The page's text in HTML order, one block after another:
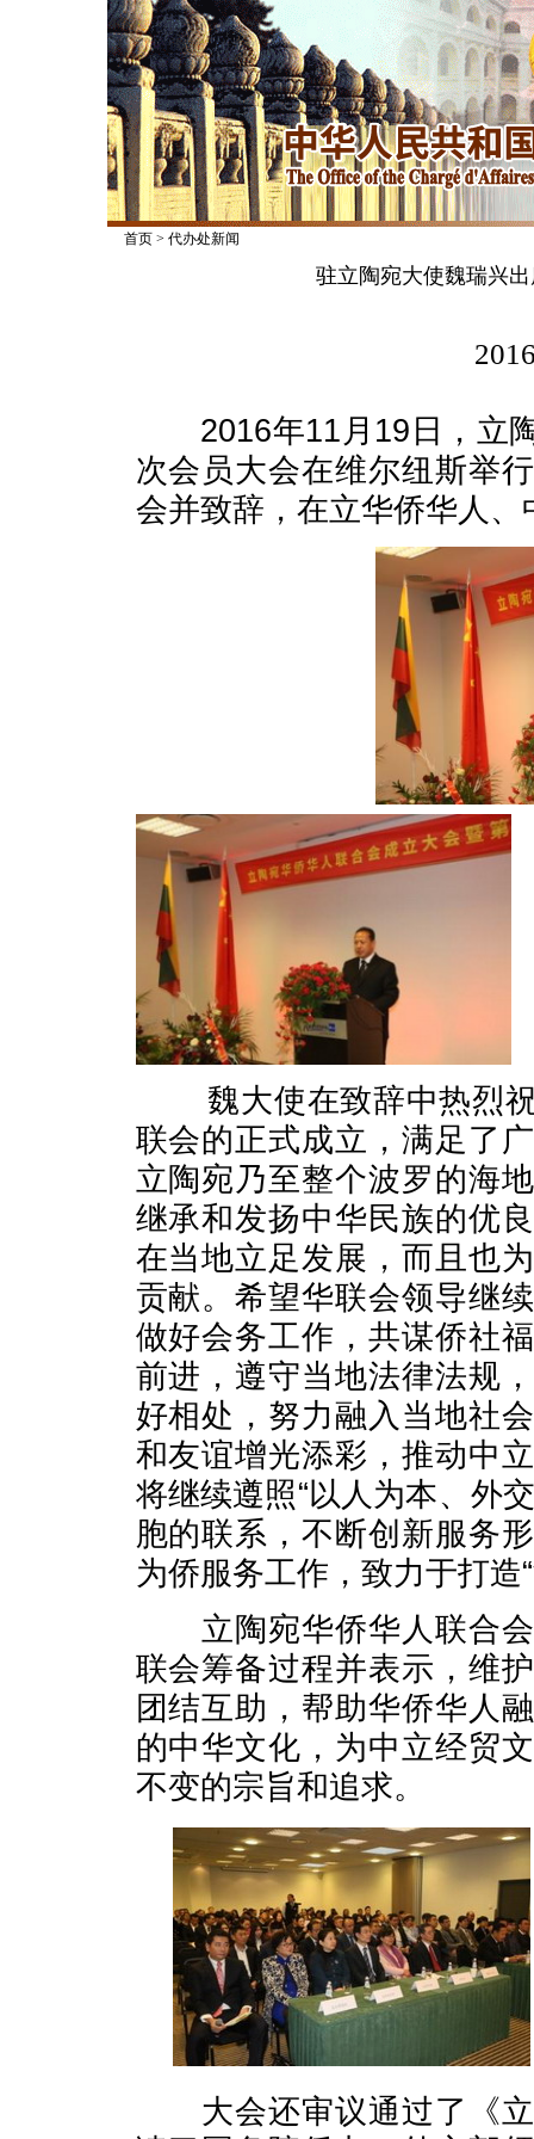
首页> 代办处新闻
驻立陶宛大使魏瑞兴
2016年11月19日，立陶
次会员大会在维尔纽斯举
会并致辞，在立华侨华人
魏大使在致辞中热烈祝
联会的正式成立，满足了
立陶宛乃至整个波罗的海
继承和发扬中华民族的优
在当地立足发展，而且也
贡献。希望华联会领导继
做好会务工作，共谋侨社
前进，遵守当地法律法规
好相处，努力融入当地社
和友谊增光添彩，推动中
将继续遵照“以人为本、外
胞的联系，不断创新服务
为侨服务工作，致力于打造
立陶宛华侨华人联合会
联会筹备过程并表示，维
团结互助，帮助华侨华人
的中华文化，为中立经贸
不变的宗旨和追求。
大会还审议通过了《立